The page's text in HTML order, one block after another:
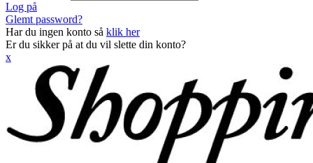
Log på
Glemt password?
Har du ingen konto så klik her
Er du sikker på at du vil slette din konto?
x